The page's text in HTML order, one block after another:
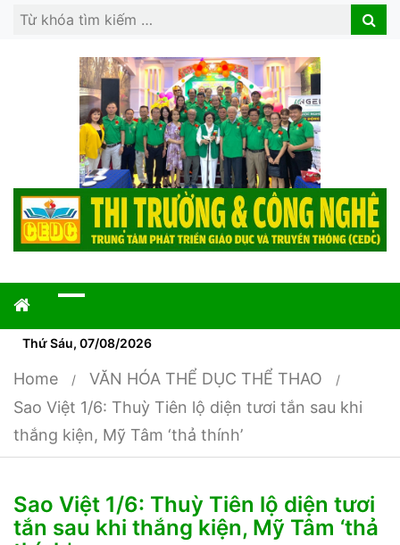
Search
Search
Thứ Sáu, 07/08/2026
Home
VĂN HÓA THỂ DỤC THỂ THAO
Sao Việt 1/6: Thuỳ Tiên lộ diện tươi tắn sau khi
thắng kiện, Mỹ Tâm ‘thả thính’
Sao Việt 1/6: Thuỳ Tiên lộ diện tươi
tắn sau khi thắng kiện, Mỹ Tâm ‘thả